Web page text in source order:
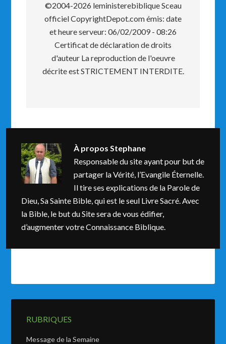
©2004-2026 leministerebiblique Sceau
officiel CopyrightDepot.com émis: date
et heure serveur: 06/02/2009 - 08:26
Certificat de déclaration de droits
d'auteur La reproduction de l'oeuvre
décrite est STRICTEMENT INTERDITE.
À proposStephane
Responsable du site ayant pour but de
partager la Vérité, l’Evangile Éternelle.
Il tire ses explications de la Parole de
Dieu, Sa Sainte Bible, qui est le seul Livre Sacré. Avec
la Bible, le but du Site sera de vous édifier,
d’augmenter votre Connaissance Biblique.
RUBRIQUES
Message de la Semaine